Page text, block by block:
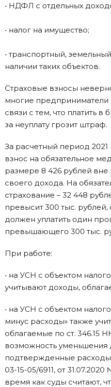
• НДФЛ с отдельных
• налог на имущество;
• транспортный,
наличии таких объектов.
Страховые взносы
многие предприниматели
связи с тем, что платить
за неуплату грозит штраф.
За расчетный период
взнос на обязательное
размере 8 426 рублей вне
своего дохода. На
страхование – 32 448
превысит 300 тыс.
должен уплатить один
превышающего 300 тыс.
При работе:
• на УСН с объектом
учитывают доходы,
• на УСН с объектом
минус расходы» также
облагаемые по ст. 346.15
возможность уменьшения
подтвержденные расходы
03-15-05/6911, от
время как суды считают,